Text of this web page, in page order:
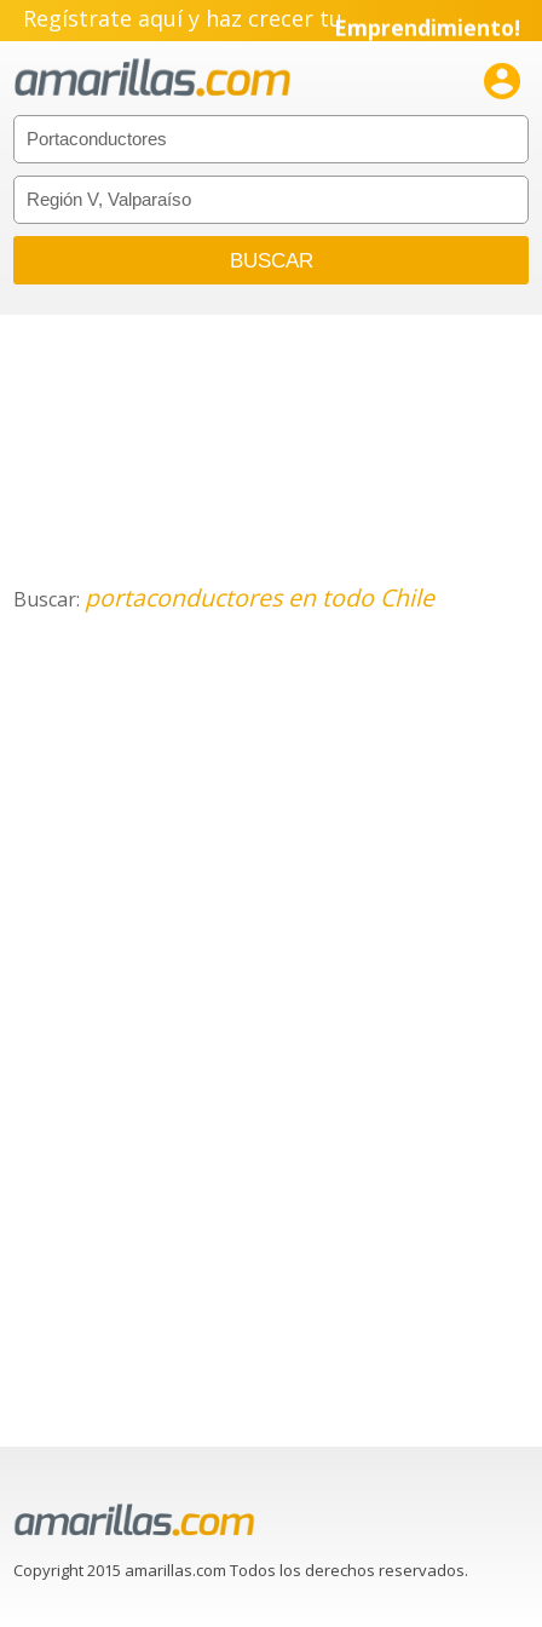
Regístrate aquí y haz crecer tuEmprendimiento!

Buscar: portaconductores en todo Chile
Copyright 2015 amarillas.com Todos los derechos reservados.